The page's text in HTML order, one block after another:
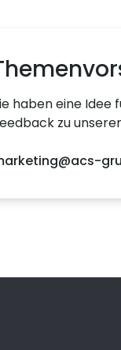
haben eine Idee
zu